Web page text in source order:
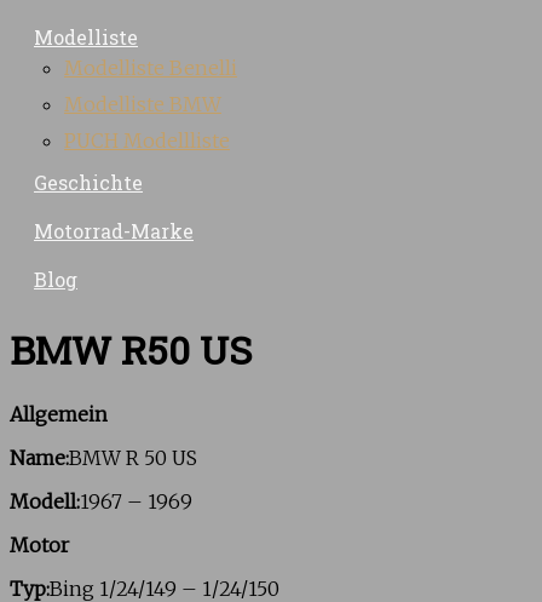
Modelliste
Modelliste Benelli
Modelliste BMW
PUCH Modellliste
Geschichte
Motorrad-Marke
Blog
BMW R50 US
Allgemein
Name:BMW R 50 US
Modell:1967 – 1969
Motor
Typ:Bing 1/24/149 – 1/24/150